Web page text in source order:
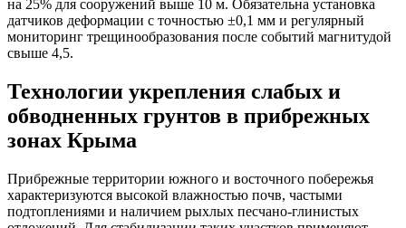
на 25% для сооружений выше 10 м. Обязательна установка
датчиков деформации с точностью ±0,1 мм и регулярный
мониторинг трещинообразования после событий магнитудой
свыше 4,5.
Технологии укрепления слабых и
обводненных грунтов в прибрежных
зонах Крыма
Прибрежные территории южного и восточного побережья
характеризуются высокой влажностью почв, частыми
подтоплениями и наличием рыхлых песчано-глинистых